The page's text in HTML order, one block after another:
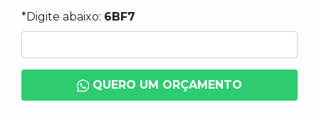
*Digite abaixo: 6BF7
QUERO UM ORÇAMENTO